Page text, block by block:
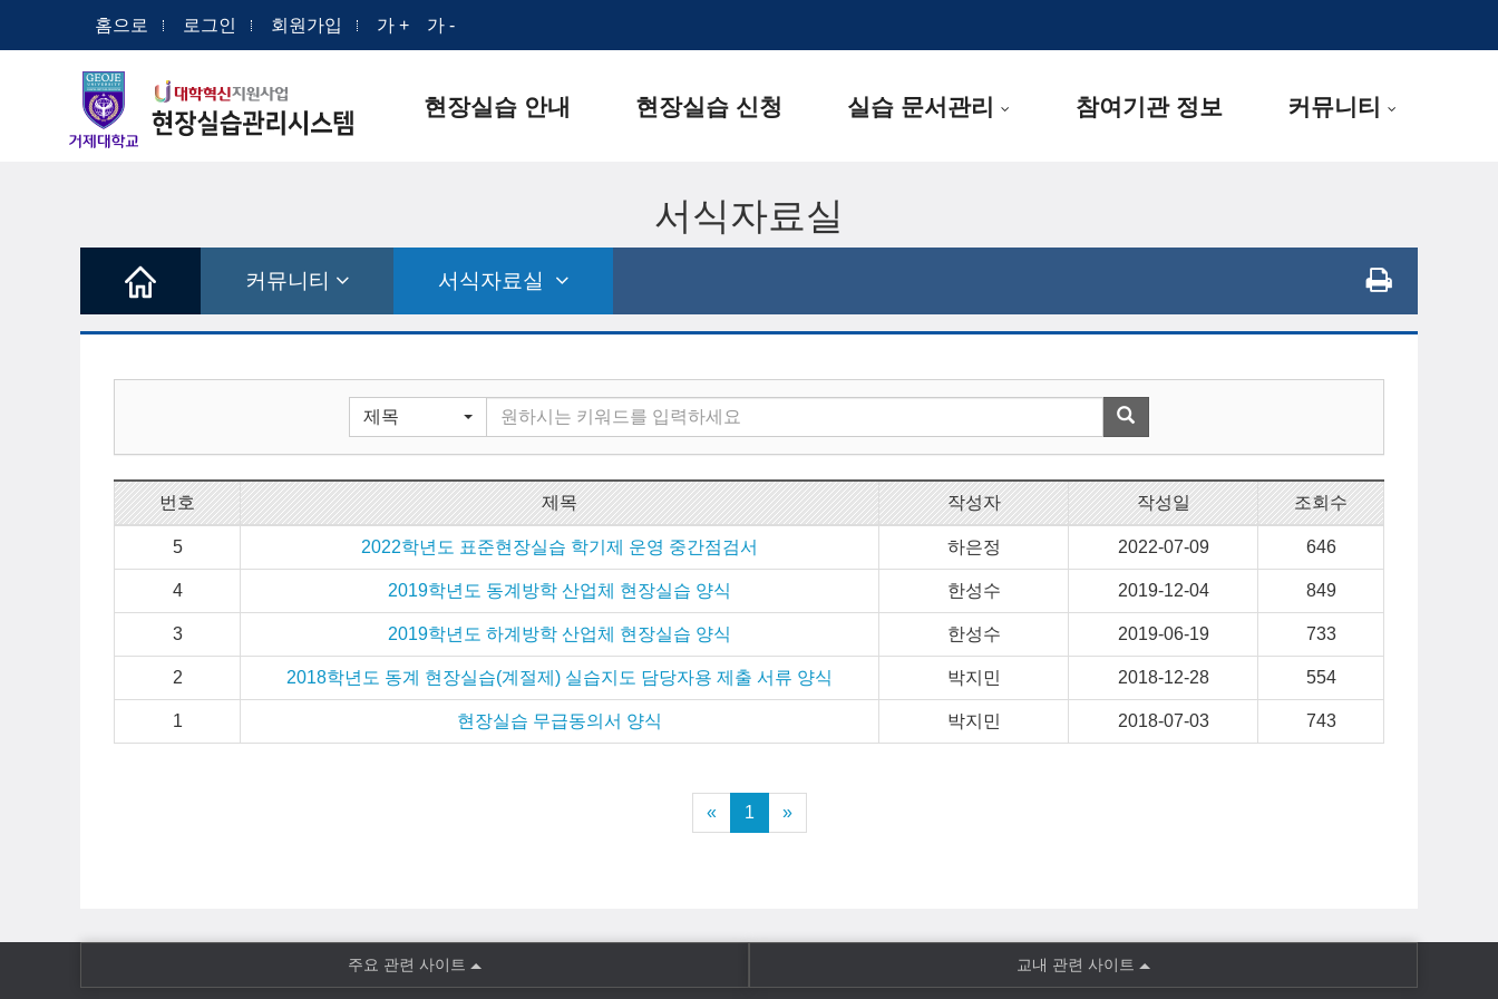
홈으로 로그인 회원가입 가 + 가 -
현장실습 안내 현장실습 신청 실습 문서관리 참여기관 정보 커뮤니티
서식자료실
커뮤니티 서식자료실
제목Toggle Dropdown
번호 제목 작성자 작성일 조회수
5 2022학년도 표준현장실습 학기제 운영 중간점검서 하은정 2022-07-09 646
4 2019학년도 동계방학 산업체 현장실습 양식 한성수 2019-12-04 849
3 2019학년도 하계방학 산업체 현장실습 양식 한성수 2019-06-19 733
2 2018학년도 동계 현장실습(계절제) 실습지도 담당자용 제출 서류 양식 박지민 2018-12-28 554
1 현장실습 무급동의서 양식 박지민 2018-07-03 743
« 1 »
주요 관련 사이트 교내 관련 사이트